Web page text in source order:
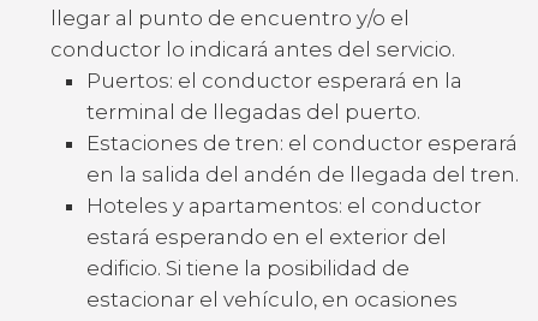
llegar al punto de encuentro y/o el
conductor lo indicará antes del servicio.
Puertos: el conductor esperará en la
terminal de llegadas del puerto.
Estaciones de tren: el conductor esperará
en la salida del andén de llegada del tren.
Hoteles y apartamentos: el conductor
estará esperando en el exterior del
edificio. Si tiene la posibilidad de
estacionar el vehículo, en ocasiones